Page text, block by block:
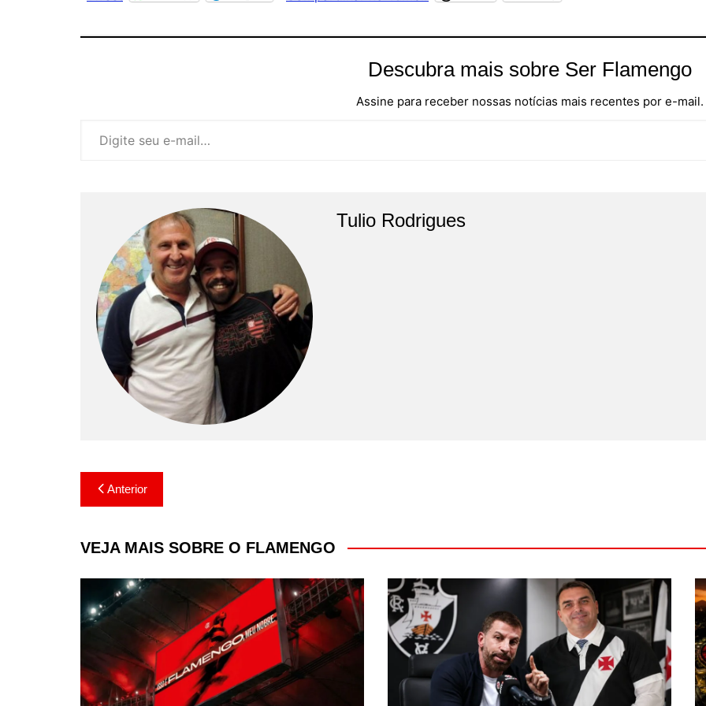
Descubra mais sobre Ser Flamengo
Assine para receber nossas notícias mais recentes por e-mail.
Tulio Rodrigues
Navegação
de
Post
Anterior
VEJA MAIS SOBRE O FLAMENGO